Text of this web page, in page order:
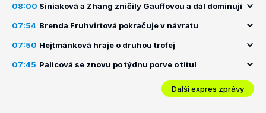
08:00 Siniaková a Zhang zničily Gauffovou a dál dominují
07:54 Brenda Fruhvirtová pokračuje v návratu
07:50 Hejtmánková hraje o druhou trofej
07:45 Palicová se znovu po týdnu porve o titul
Další expres zprávy